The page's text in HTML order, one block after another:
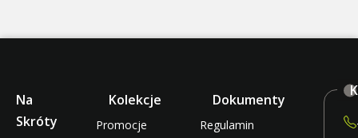
Na
Skróty
Kolekcje
Promocje
Dokumenty
Regulamin